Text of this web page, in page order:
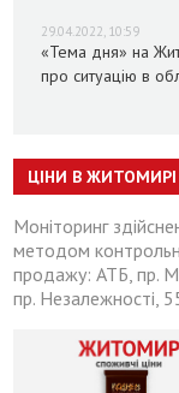
29.04.2022, 10:59
«Тема дня» на
про ситуацію в
ЦІНИ В ЖИТОМИРІ
Моніторинг
методом
продажу: АТБ, пр.
пр. Незалежності,